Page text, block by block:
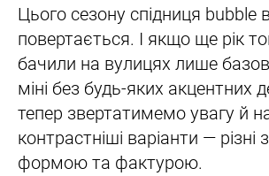
Цього сезону спідниця bubble
повертається. І якщо ще рік
бачили на вулицях лише базові
міні без будь-яких акцентних
тепер звертатимемо увагу й
контрастніші варіанти —
формою та фактурою.